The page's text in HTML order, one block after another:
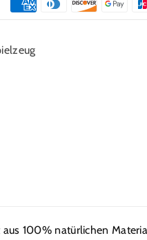
100% natürlichen